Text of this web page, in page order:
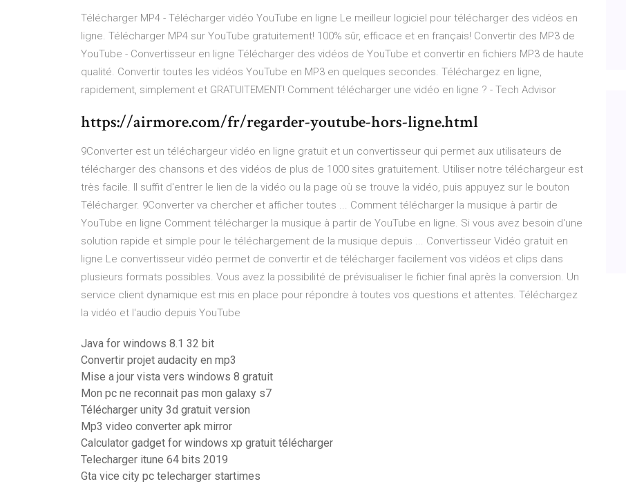
Télécharger MP4 - Télécharger vidéo YouTube en ligne Le meilleur logiciel pour télécharger des vidéos en
ligne. Télécharger MP4 sur YouTube gratuitement! 100% sûr, efficace et en français! Convertir des MP3 de
YouTube - Convertisseur en ligne Télécharger des vidéos de YouTube et convertir en fichiers MP3 de haute
qualité. Convertir toutes les vidéos YouTube en MP3 en quelques secondes. Téléchargez en ligne,
rapidement, simplement et GRATUITEMENT! Comment télécharger une vidéo en ligne ? - Tech Advisor
https://airmore.com/fr/regarder-youtube-hors-ligne.html
9Converter est un téléchargeur vidéo en ligne gratuit et un convertisseur qui permet aux utilisateurs de
télécharger des chansons et des vidéos de plus de 1000 sites gratuitement. Utiliser notre téléchargeur est
très facile. Il suffit d'entrer le lien de la vidéo ou la page où se trouve la vidéo, puis appuyez sur le bouton
Télécharger. 9Converter va chercher et afficher toutes ... Comment télécharger la musique à partir de
YouTube en ligne Comment télécharger la musique à partir de YouTube en ligne. Si vous avez besoin d'une
solution rapide et simple pour le téléchargement de la musique depuis ... Convertisseur Vidéo gratuit en
ligne Le convertisseur vidéo permet de convertir et de télécharger facilement vos vidéos et clips dans
plusieurs formats possibles. Vous avez la possibilité de prévisualiser le fichier final après la conversion. Un
service client dynamique est mis en place pour répondre à toutes vos questions et attentes. Téléchargez
la vidéo et l'audio depuis YouTube
Java for windows 8.1 32 bit
Convertir projet audacity en mp3
Mise a jour vista vers windows 8 gratuit
Mon pc ne reconnait pas mon galaxy s7
Télécharger unity 3d gratuit version
Mp3 video converter apk mirror
Calculator gadget for windows xp gratuit télécharger
Telecharger itune 64 bits 2019
Gta vice city pc telecharger startimes